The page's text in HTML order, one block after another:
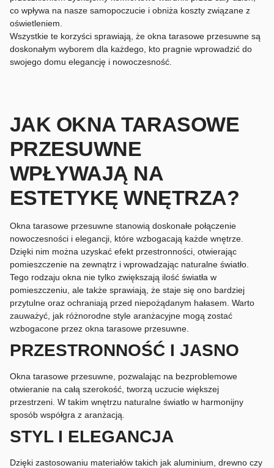
co wpływa na nasze samopoczucie i obniża koszty związane z
oświetleniem.
Wszystkie te korzyści sprawiają, że okna tarasowe przesuwne są
doskonałym wyborem dla każdego, kto pragnie wprowadzić do
swojego domu elegancję i nowoczesność.
JAK OKNA TARASOWE
PRZESUWNE
WPŁYWAJĄ NA
ESTETYKĘ WNĘTRZA?
Okna tarasowe przesuwne stanowią doskonałe połączenie
nowoczesności i elegancji, które wzbogacają każde wnętrze.
Dzięki nim można uzyskać efekt przestronności, otwierając
pomieszczenie na zewnątrz i wprowadzając naturalne światło.
Tego rodzaju okna nie tylko zwiększają ilość światła w
pomieszczeniu, ale także sprawiają, że staje się ono bardziej
przytulne oraz ochraniają przed niepożądanym hałasem. Warto
zauważyć, jak różnorodne style aranżacyjne mogą zostać
wzbogacone przez okna tarasowe przesuwne.
PRZESTRONNOŚĆ I JASNO
Okna tarasowe przesuwne, pozwalając na bezproblemowe
otwieranie na całą szerokość, tworzą uczucie większej
przestrzeni. W takim wnętrzu naturalne światło w harmonijny
sposób współgra z aranżacją.
STYL I ELEGANCJA
Dzięki zastosowaniu materiałów takich jak aluminium, drewno czy